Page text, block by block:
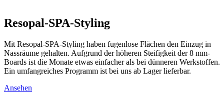
Resopal-SPA-Styling
Mit Resopal-SPA-Styling haben fugenlose Flächen den Einzug in
Nassräume gehalten. Aufgrund der höheren Steifigkeit der 8 mm-
Boards ist die Monate etwas einfacher als bei dünneren Werkstoffen.
Ein umfangreiches Programm ist bei uns ab Lager lieferbar.
Ansehen